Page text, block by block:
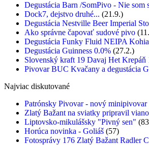
Degustácia Barn /SomPivo - Nie som
Dock7, dejstvo druhé... (21.9.)
Degustácia Nestville Beer Imperial
Ako správne čapovať sudové pivo
Degustácia Funky Fluid NEIPA
Degustácia Guinness 0.0% (27.2.)
Slovenský kraft 19 Davaj Het Krepáň
Pivovar BUC Kvačany a degustácia
Najviac diskutované
Patrónsky Pivovar - nový minipivovar
Zlatý Bažant na sviatky pripravil
Liptovsko-mikulášsky "Pivný sen"
Horúca novinka - Goliáš (57)
Fotosprávy 176 Zlatý Bažant Radler